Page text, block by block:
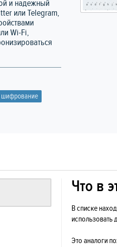
и надежный
или Telegram,
Wi-Fi,
шифрование
Что в
В списке
использовать
Это аналоги